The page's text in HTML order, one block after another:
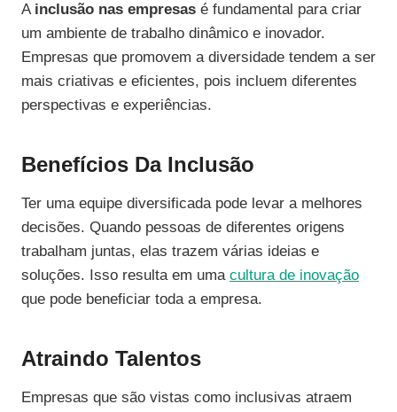
A inclusão nas empresas é fundamental para criar
um ambiente de trabalho dinâmico e inovador.
Empresas que promovem a diversidade tendem a ser
mais criativas e eficientes, pois incluem diferentes
perspectivas e experiências.
Benefícios Da Inclusão
Ter uma equipe diversificada pode levar a melhores
decisões. Quando pessoas de diferentes origens
trabalham juntas, elas trazem várias ideias e
soluções. Isso resulta em uma cultura de inovação
que pode beneficiar toda a empresa.
Atraindo Talentos
Empresas que são vistas como inclusivas atraem